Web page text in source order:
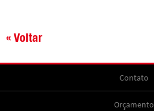
« Voltar
Contato
Orçamento